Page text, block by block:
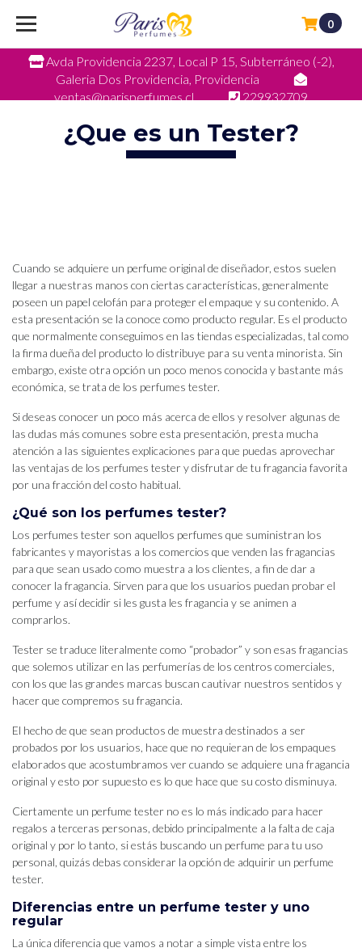
Avda Providencia 2237, Local P 15, Subterráneo (-2),
Galeria Dos Providencia, Providencia
ventas@parisperfumes.cl
229932709
0
¿Que es un Tester?
Cuando se adquiere un perfume original de diseñador, estos suelen
llegar a nuestras manos con ciertas características, generalmente
poseen un papel celofán para proteger el empaque y su contenido. A
esta presentación se la conoce como producto regular. Es el producto
que normalmente conseguimos en las tiendas especializadas, tal como
la firma dueña del producto lo distribuye para su venta minorista. Sin
embargo, existe otra opción un poco menos conocida y bastante más
económica, se trata de los perfumes tester.
Si deseas conocer un poco más acerca de ellos y resolver algunas de
las dudas más comunes sobre esta presentación, presta mucha
atención a las siguientes explicaciones para que puedas aprovechar
las ventajas de los perfumes tester y disfrutar de tu fragancia favorita
por una fracción del costo habitual.
¿Qué son los perfumes tester?
Los perfumes tester son aquellos perfumes que suministran los
fabricantes y mayoristas a los comercios que venden las fragancias
para que sean usado como muestra a los clientes, a fin de dar a
conocer la fragancia. Sirven para que los usuarios puedan probar el
perfume y así decidir si les gusta les fragancia y se animen a
comprarlos.
Tester se traduce literalmente como “probador” y son esas fragancias
que solemos utilizar en las perfumerías de los centros comerciales,
con los que las grandes marcas buscan cautivar nuestros sentidos y
hacer que compremos su fragancia.
El hecho de que sean productos de muestra destinados a ser
probados por los usuarios, hace que no requieran de los empaques
elaborados que acostumbramos ver cuando se adquiere una fragancia
original y esto por supuesto es lo que hace que su costo disminuya.
Ciertamente un perfume tester no es lo más indicado para hacer
regalos a terceras personas, debido principalmente a la falta de caja
original y por lo tanto, si estás buscando un perfume para tu uso
personal, quizás debas considerar la opción de adquirir un perfume
tester.
Diferencias entre un perfume tester y uno
regular
La única diferencia que vamos a notar a simple vista entre los